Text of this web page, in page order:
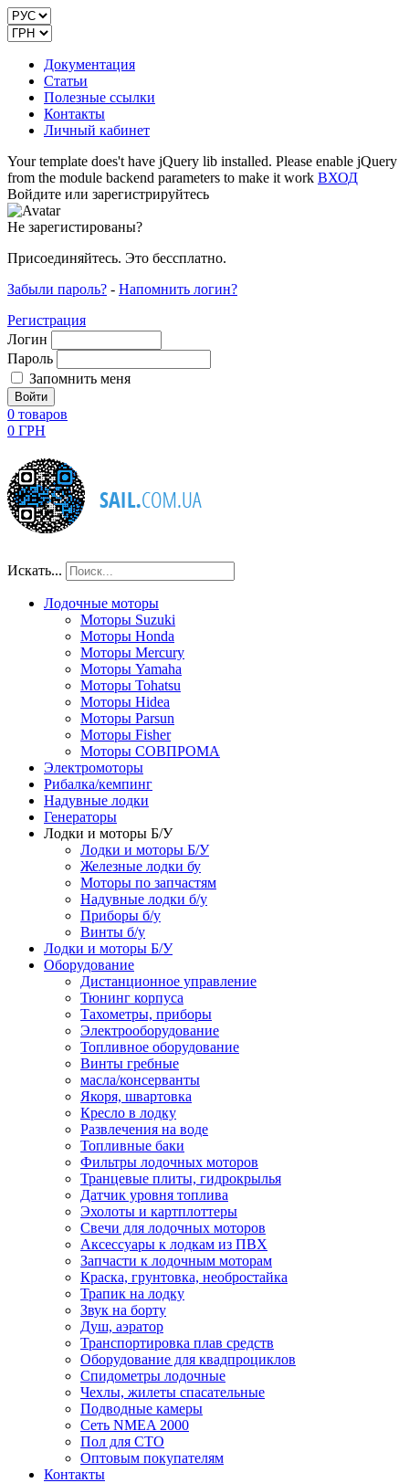
Документация
Статьи
Полезные ссылки
Контакты
Личный кабинет
Your template does't have jQuery lib installed. Please enable jQuery
from the module backend parameters to make it work ВХОД
Войдите или зарегистрируйтесь
Не зарегистированы?
Присоединяйтесь. Это бессплатно.
Забыли пароль? - Напомнить логин?
Регистрация
Логин
Пароль
Запомнить меня
0 товаров
0 ГРН
Искать...
Лодочные моторы
Моторы Suzuki
Моторы Honda
Моторы Mercury
Моторы Yamaha
Моторы Tohatsu
Моторы Hidea
Моторы Parsun
Моторы Fisher
Моторы СОВПРОМА
Электромоторы
Рибалка/кемпинг
Надувные лодки
Генераторы
Лодки и моторы Б/У
Лодки и моторы Б/У
Железные лодки бу
Моторы по запчастям
Надувные лодки б/у
Приборы б/у
Винты б/у
Лодки и моторы Б/У
Оборудование
Дистанционное управление
Тюнинг корпуса
Тахометры, приборы
Электрооборудование
Топливное оборудование
Винты гребные
масла/консерванты
Якоря, швартовка
Кресло в лодку
Развлечения на воде
Топливные баки
Фильтры лодочных моторов
Транцевые плиты, гидрокрылья
Датчик уровня топлива
Эхолоты и картплоттеры
Cвечи для лодочных моторов
Аксессуары к лодкам из ПВХ
Запчасти к лодочным моторам
Краска, грунтовка, необростайка
Трапик на лодку
Звук на борту
Душ, аэратор
Транспортировка плав средств
Оборудование для квадпроциклов
Спидометры лодочные
Чехлы, жилеты спасательные
Подводные камеры
Сеть NMEA 2000
Пол для СТО
Оптовым покупателям
Контакты